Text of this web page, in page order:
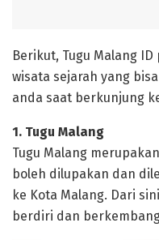
Berikut, Tugu Malang
wisata sejarah yang
anda saat berkunjung
1. Tugu Malang
Tugu Malang
boleh dilupakan dan
ke Kota Malang. Dari
berdiri dan